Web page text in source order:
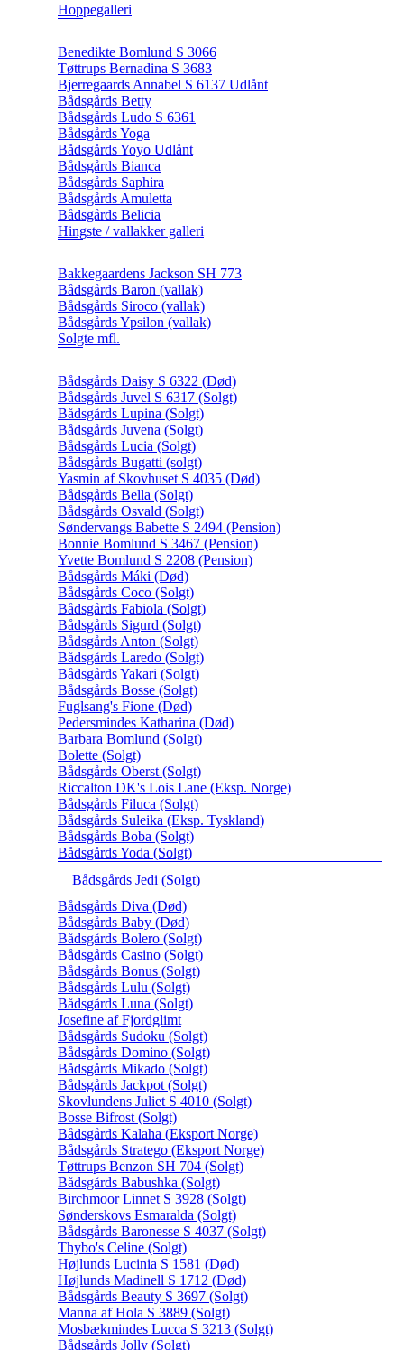
Hoppegalleri
Benedikte Bomlund S 3066
Tøttrups Bernadina S 3683
Bjerregaards Annabel S 6137 Udlånt
Bådsgårds Betty
Bådsgårds Ludo S 6361
Bådsgårds Yoga
Bådsgårds Yoyo Udlånt
Bådsgårds Bianca
Bådsgårds Saphira
Bådsgårds Amuletta
Bådsgårds Belicia
Hingste / vallakker galleri
Bakkegaardens Jackson SH 773
Bådsgårds Baron (vallak)
Bådsgårds Siroco (vallak)
Bådsgårds Ypsilon (vallak)
Solgte mfl.
Bådsgårds Daisy S 6322 (Død)
Bådsgårds Juvel S 6317 (Solgt)
Bådsgårds Lupina (Solgt)
Bådsgårds Juvena (Solgt)
Bådsgårds Lucia (Solgt)
Bådsgårds Bugatti (solgt)
Yasmin af Skovhuset S 4035 (Død)
Bådsgårds Bella (Solgt)
Bådsgårds Osvald (Solgt)
Søndervangs Babette S 2494 (Pension)
Bonnie Bomlund S 3467 (Pension)
Yvette Bomlund S 2208 (Pension)
Bådsgårds Máki (Død)
Bådsgårds Coco (Solgt)
Bådsgårds Fabiola (Solgt)
Bådsgårds Sigurd (Solgt)
Bådsgårds Anton (Solgt)
Bådsgårds Laredo (Solgt)
Bådsgårds Yakari (Solgt)
Bådsgårds Bosse (Solgt)
Fuglsang's Fione (Død)
Pedersmindes Katharina (Død)
Barbara Bomlund (Solgt)
Bolette (Solgt)
Bådsgårds Oberst (Solgt)
Riccalton DK's Lois Lane (Eksp. Norge)
Bådsgårds Filuca (Solgt)
Bådsgårds Suleika (Eksp. Tyskland)
Bådsgårds Boba (Solgt)
Bådsgårds Yoda (Solgt)
Bådsgårds Jedi (Solgt)
Bådsgårds Diva (Død)
Bådsgårds Baby (Død)
Bådsgårds Bolero (Solgt)
Bådsgårds Casino (Solgt)
Bådsgårds Bonus (Solgt)
Bådsgårds Lulu (Solgt)
Bådsgårds Luna (Solgt)
Josefine af Fjordglimt
Bådsgårds Sudoku (Solgt)
Bådsgårds Domino (Solgt)
Bådsgårds Mikado (Solgt)
Bådsgårds Jackpot (Solgt)
Skovlundens Juliet S 4010 (Solgt)
Bosse Bifrost (Solgt)
Bådsgårds Kalaha (Eksport Norge)
Bådsgårds Stratego (Eksport Norge)
Tøttrups Benzon SH 704 (Solgt)
Bådsgårds Babushka (Solgt)
Birchmoor Linnet S 3928 (Solgt)
Sønderskovs Esmaralda (Solgt)
Bådsgårds Baronesse S 4037 (Solgt)
Thybo's Celine (Solgt)
Højlunds Lucinia S 1581 (Død)
Højlunds Madinell S 1712 (Død)
Bådsgårds Beauty S 3697 (Solgt)
Manna af Hola S 3889 (Solgt)
Mosbækmindes Lucca S 3213 (Solgt)
Bådsgårds Jolly (Solgt)